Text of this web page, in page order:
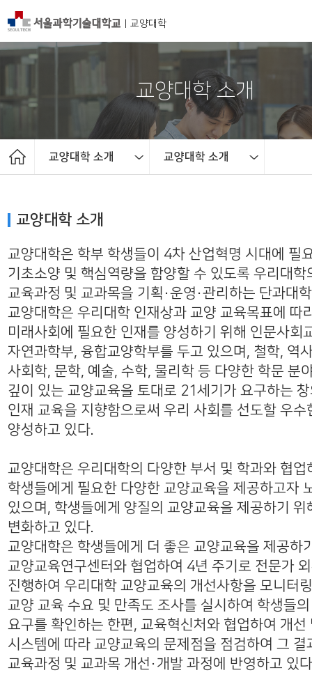
|교양대학
교양대학 소개
교양대학 소개 교양대학 소개
교양대학 소개
교수소개
교과과정
자유전공
학사일정
E-커뮤니티
교양대학 소개
학장 인사말
교양대학 소개
교양대학은 학부 학생들이 4차 산업혁명 시대에 필
기초소양 및 핵심역량을 함양할 수 있도록 우리대학
교육과정 및 교과목을 기획・운영・관리하는 단과대
교양대학은 우리대학 인재상과 교양 교육목표에 따
미래사회에 필요한 인재를 양성하기 위해 인문사회
자연과학부, 융합교양학부를 두고 있으며, 철학, 역
사회학, 문학, 예술, 수학, 물리학 등 다양한 학문 분
깊이 있는 교양교육을 토대로 21세기가 요구하는 창
인재 교육을 지향함으로써 우리 사회를 선도할 우수
양성하고 있다.
교양대학은 우리대학의 다양한 부서 및 학과와 협업
학생들에게 필요한 다양한 교양교육을 제공하고자
있으며, 학생들에게 양질의 교양교육을 제공하기 위
변화하고 있다.
교양대학은 학생들에게 더 좋은 교양교육을 제공하
교양교육연구센터와 협업하여 4년 주기로 전문가
진행하여 우리대학 교양교육의 개선사항을 모니터
교양 교육 수요 및 만족도 조사를 실시하여 학생들
요구를 확인하는 한편, 교육혁신처와 협업하여 개선
시스템에 따라 교양교육의 문제점을 점검하여 그 결
교육과정 및 교과목 개선・개발 과정에 반영하고 있